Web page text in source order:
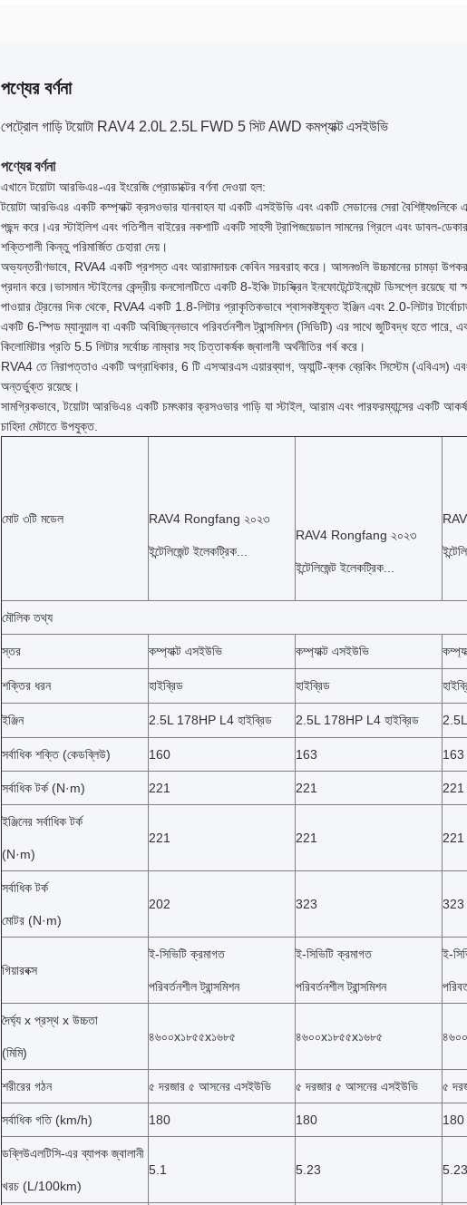
পণ্যের বর্ণনা
পেট্রোল গাড়ি টয়োটা RAV4 2.0L 2.5L FWD 5 সিট AWD কমপ্যাক্ট এসইউভি
পণ্যের বর্ণনা
এখানে টয়োটা আরভিএ৪-এর ইংরেজি প্রোডাক্টের বর্ণনা দেওয়া হল:
টয়োটা আরভিএ৪ একটি কম্প্যাক্ট ক্রসওভার যানবাহন যা একটি এসইউভি এবং একটি সেডানের সেরা
পছন্দ করে।এর স্টাইলিশ এবং গতিশীল বাইরের নকশাটি একটি সাহসী ট্রাপিজয়েডাল সামনের গ্রিলে এবং ডাবল-
শক্তিশালী কিন্তু পরিমার্জিত চেহারা দেয়।
অভ্যন্তরীণভাবে, RVA4 একটি প্রশস্ত এবং আরামদায়ক কেবিন সরবরাহ করে। আসনগুলি উচ্চমানের চামড়া উপকরণ
প্রদান করে।ভাসমান স্টাইলের কেন্দ্রীয় কনসোলটিতে একটি 8-ইঞ্চি টাচস্ক্রিন ইনফোটেন্টেইনমেন্ট ডিসপ্লে রয়েছে
পাওয়ার ট্রেনের দিক থেকে, RVA4 একটি 1.8-লিটার প্রাকৃতিকভাবে শ্বাসকষ্টযুক্ত ইঞ্জিন এবং 2.0-লিটার
একটি 6-স্পিড ম্যানুয়াল বা একটি অবিচ্ছিন্নভাবে পরিবর্তনশীল ট্রান্সমিশন (সিভিটি) এর সাথে জুটিবদ্ধ হতে
কিলোমিটার প্রতি 5.5 লিটার সর্বোচ্চ নাম্বার সহ চিত্তাকর্ষক জ্বালানী অর্থনীতির গর্ব করে।
RVA4 তে নিরাপত্তাও একটি অগ্রাধিকার, 6 টি এসআরএস এয়ারব্যাগ, অ্যান্টি-ব্লক ব্রেকিং সিস্টেম (এবিএস) এবং
অন্তর্ভুক্ত রয়েছে।
সামগ্রিকভাবে, টয়োটা আরভিএ৪ একটি চমৎকার ক্রসওভার গাড়ি যা স্টাইল, আরাম এবং পারফরম্যান্সের একটি
চাহিদা মেটাতে উপযুক্ত.
মোট ৩টি মডেল RAV4 Rongfang ২০২৩
ইন্টেলিজেন্ট ইলেকট্রিক...
RAV4 Rongfang ২০২৩
ইন্টেলিজেন্ট ইলেকট্রিক...
মৌলিক তথ্য
স্তর কম্প্যাক্ট এসইউভি কম্প্যাক্ট এসইউভি
শক্তির ধরন হাইব্রিড হাইব্রিড
ইঞ্জিন 2.5L 178HP L4 হাইব্রিড 2.5L 178HP L4 হাইব্রিড
সর্বাধিক শক্তি (কেডব্লিউ) 160 163 163
সর্বাধিক টর্ক (N·m) 221 221 221
ইঞ্জিনের সর্বাধিক টর্ক
(N·m)
221 221 221
সর্বাধিক টর্ক
মোটর (N·m)
202 323 323
গিয়ারবক্স
ই-সিভিটি ক্রমাগত
পরিবর্তনশীল ট্রান্সমিশন
ই-সিভিটি ক্রমাগত
পরিবর্তনশীল ট্রান্সমিশন
ই-
দৈর্ঘ্য x প্রস্থ x উচ্চতা
(মিমি)
৪৬০০x১৮৫৫x১৬৮৫ ৪৬০০x১৮৫৫x১৬৮৫
শরীরের গঠন ৫ দরজার ৫ আসনের এসইউভি ৫ দরজার ৫ আসনের এসইউভি ৫
সর্বাধিক গতি (km/h) 180 180 180
ডব্লিউএলটিসি-এর ব্যাপক জ্বালানী
খরচ (L/100km)
5.1 5.23 5.23